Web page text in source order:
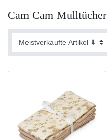
Cam Cam Mulltücher